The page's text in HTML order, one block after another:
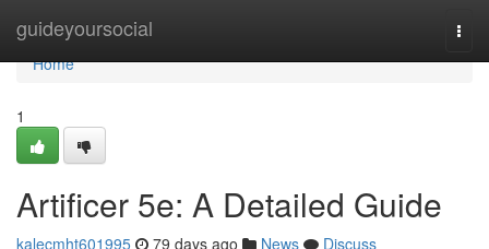
guideyoursocial
Home
Home
1
Artificer 5e: A Detailed Guide
kalecmht601995 79 days ago News
Discuss